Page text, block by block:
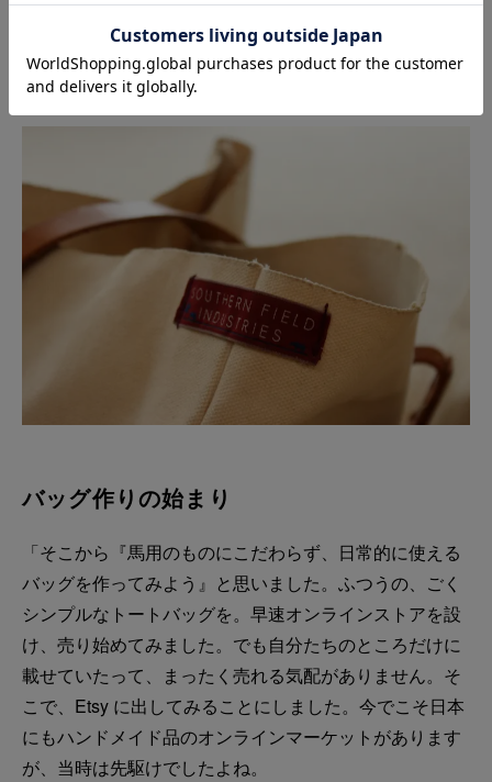
ーのハンドルを組み合わせて作り、乗馬の競技会の会場
にブースを出して販売したところ、少しずつ売れるよう
になってきたんです。」
バッグ作りの始まり
「そこから『馬用のものにこだわらず、日常的に使える
バッグを作ってみよう』と思いました。ふつうの、ごく
シンプルなトートバッグを。早速オンラインストアを設
け、売り始めてみました。でも自分たちのところだけに
載せていたって、まったく売れる気配がありません。そ
こで、Etsy に出してみることにしました。今でこそ日本
にもハンドメイド品のオンラインマーケットがあります
が、当時は先駆けでしたよね。